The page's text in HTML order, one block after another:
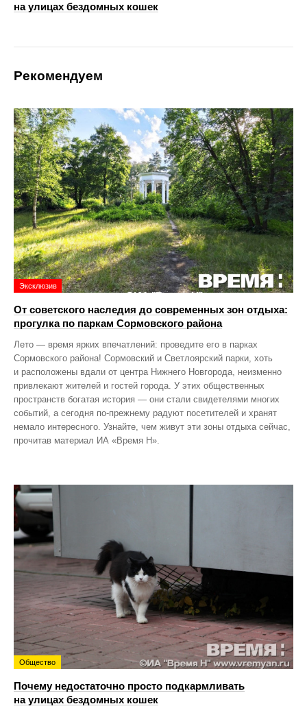
на улицах бездомных кошек
Рекомендуем
Эксклюзив
От советского наследия до современных зон отдыха:
прогулка по паркам Сормовского района
Лето — время ярких впечатлений: проведите его в парках
Сормовского района! Сормовский и Светлоярский парки, хоть
и расположены вдали от центра Нижнего Новгорода, неизменно
привлекают жителей и гостей города. У этих общественных
пространств богатая история — они стали свидетелями многих
событий, а сегодня по‑прежнему радуют посетителей и хранят
немало интересного. Узнайте, чем живут эти зоны отдыха сейчас,
прочитав материал ИА «Время Н».
Общество
Почему недостаточно просто подкармливать
на улицах бездомных кошек